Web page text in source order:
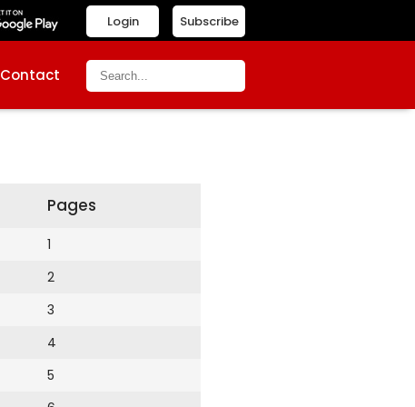
Subscribe
Login
Contact
Pages
1
2
3
4
5